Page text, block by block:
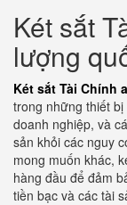
Két sắt
lượng
Két sắt Tài Chính
trong những thiết
doanh nghiệp, và
sản khỏi các nguy
mong muốn khác,
hàng đầu để đảm
tiền bạc và các tài